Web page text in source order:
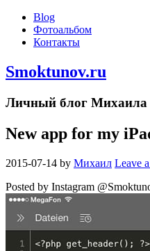
Blog
Фотоальбом
Контакты
Smoktunov.ru
Личный блог Михаила
New app for my
2015-07-14 by Михаил Leave
Posted by Instagram